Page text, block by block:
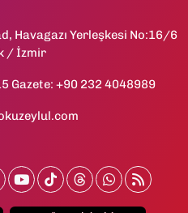
Havagazı Yerleşkesi No:16/6
/ İzmir
Gazete: +90 232 4048989